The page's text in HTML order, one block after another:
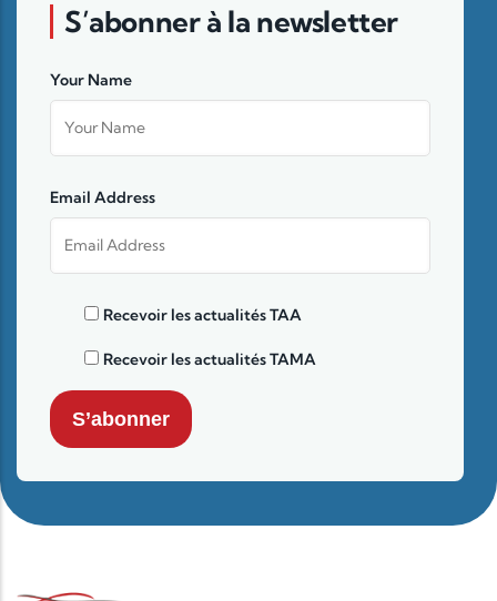
S’abonner à la newsletter
Your Name
Email Address
Recevoir les actualités TAA
Recevoir les actualités TAMA
S’abonner